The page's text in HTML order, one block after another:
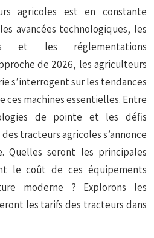
agricoles est en constante
avancées technologiques, les
et les réglementations
de 2026, les agriculteurs
s’interrogent sur les tendances
ces machines essentielles. Entre
de pointe et les défis
tracteurs agricoles s’annonce
Quelles seront les principales
le coût de ces équipements
moderne ? Explorons les
les tarifs des tracteurs dans